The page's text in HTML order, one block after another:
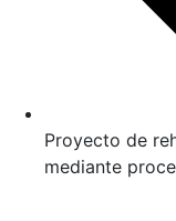
Proyecto de
mediante